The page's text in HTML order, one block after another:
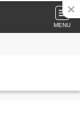
MENU